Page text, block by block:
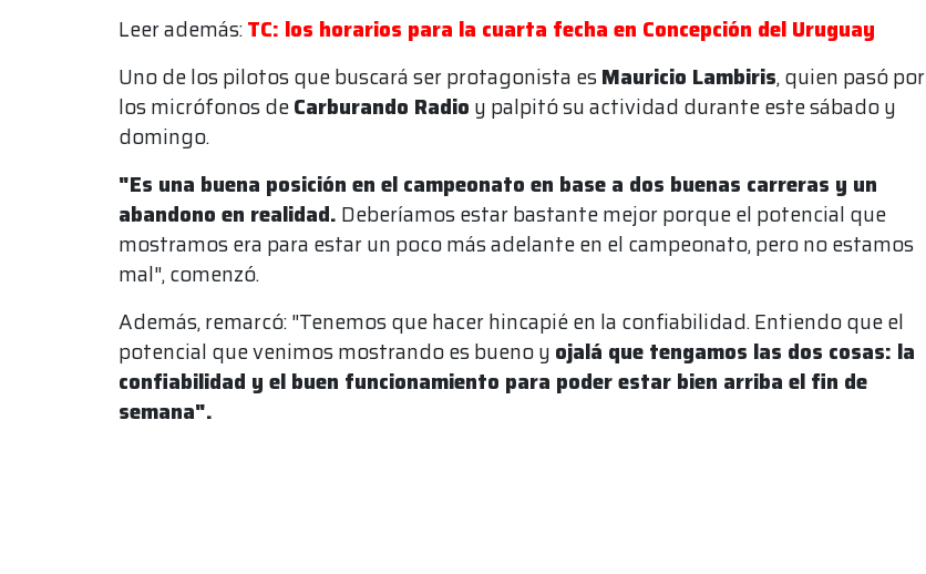
Leer además:TC: los horarios para la cuarta fecha en Concepción del Uruguay
Uno de los pilotos que buscará ser protagonista esMauricio Lambiris, quien pasó por
los micrófonos deCarburando Radio y palpitó su actividad durante este sábado y
domingo.
"Es una buena posición en el campeonato en base a dos buenas carreras y un
abandono en realidad. Deberíamos estar bastante mejor porque el potencial que
mostramos era para estar un poco más adelante en el campeonato, pero no estamos
mal", comenzó.
Además, remarcó: "Tenemos que hacer hincapié en la confiabilidad. Entiendo que el
potencial que venimos mostrando es bueno y ojalá que tengamos las dos cosas: la
confiabilidad y el buen funcionamiento para poder estar bien arriba el fin de
semana".